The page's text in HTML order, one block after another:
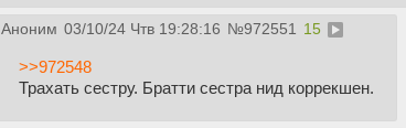
Аноним 03/10/24 Чтв 19:28:16 №972551 15
>>972548
Трахать сестру. Братти сестра нид коррекшен.